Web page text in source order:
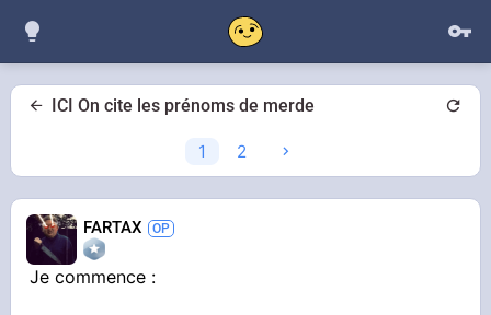
ICI On cite les prénoms de merde
1 2
FARTAX
Je commence :